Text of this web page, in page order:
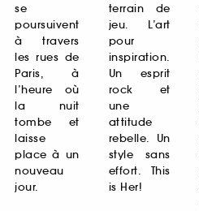
se
poursuivent
à travers
les rues de
Paris, à
l’heure où
la nuit
tombe et
laisse
place à un
nouveau
jour.
terrain de
jeu. L’art
pour
inspiration.
Un esprit
rock et
une
attitude
rebelle. Un
style sans
effort. This
is Her!